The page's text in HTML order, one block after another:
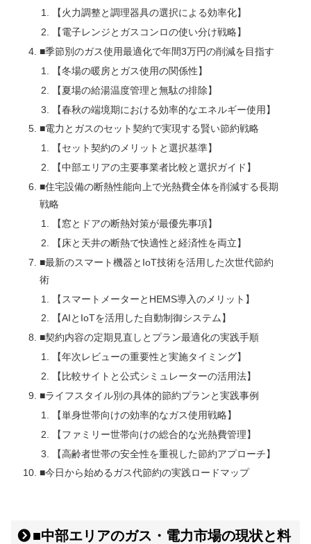
【火力調整と調理器具の選択による効率化】
【電子レンジとガスコンロの使い分け戦略】
■季節別のガス使用最適化で年間3万円の削減を目指す
【冬場の暖房とガス使用の関係性】
【夏場の給湯温度管理と無駄の排除】
【春秋の端境期における効率的なエネルギー使用】
■電力とガスのセット契約で実現する賢い節約戦略
【セット契約のメリットと選択基準】
【中部エリアの主要事業者比較と選択ガイド】
■住宅設備の断熱性能向上で光熱費全体を削減する長期
戦略
【窓とドアの断熱対策が最優先事項】
【床と天井の断熱で快適性と経済性を両立】
■最新のスマート機器とIoT技術を活用した次世代節約
術
【スマートメーターとHEMS導入のメリット】
【AIとIoTを活用した自動制御システム】
■契約内容の定期見直しとプラン最適化の実践手順
【年次レビューの重要性と実施タイミング】
【比較サイトと公式シミュレーターの活用法】
■ライフスタイル別の具体的節約プランと実践事例
【単身世帯向けの効率的なガス使用戦略】
【ファミリー世帯向けの総合的な光熱費管理】
【高齢者世帯の安全性を重視した節約アプローチ】
■今日から始めるガス代節約の実践ロードマップ
■中部エリアのガス・電力市場の現状と料